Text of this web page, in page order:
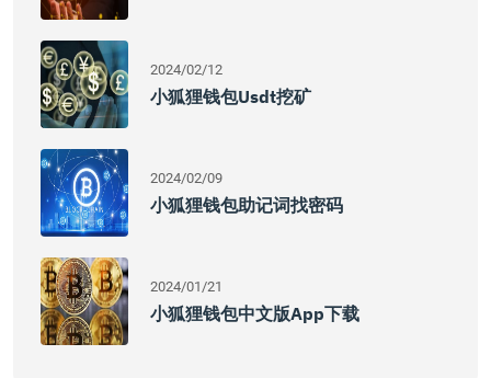
2024/02/12
小狐狸钱包usdt挖矿
2024/02/09
小狐狸钱包助记词找密码
2024/01/21
小狐狸钱包中文版app下载